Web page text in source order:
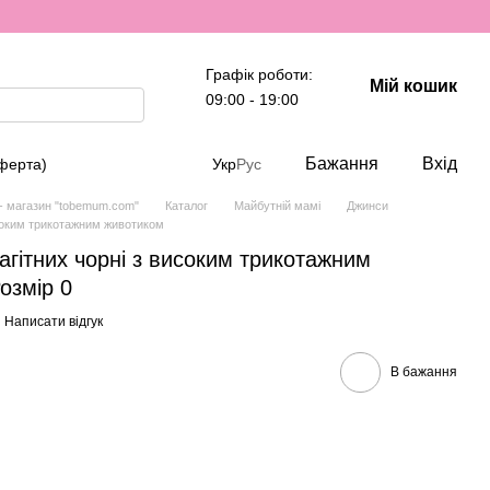
Графік роботи:
09:00 - 19:00
Мій кошик
УкрРус Бажання Вхід
магазин "tobemum.com" Каталог Майбутній мамі
Джинси
трикотажним животиком
чорні з високим трикотажним
0
Написати відгук
В бажання